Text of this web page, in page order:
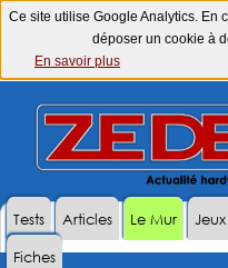
Ce site utilise Google Analytics. En
déposer un cookie à
En savoir plus
Tests Articles Le Mur
Fiches